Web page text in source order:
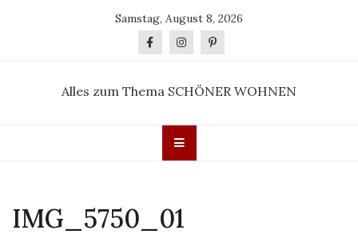
Samstag, August 8, 2026
Alles zum Thema SCHÖNER WOHNEN
IMG_5750_01